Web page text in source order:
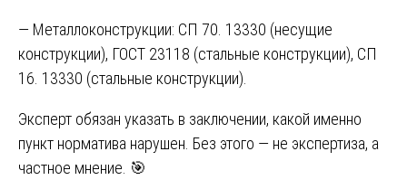
— Металлоконструкции: СП 70. 13330 (несущие
конструкции), ГОСТ 23118 (стальные конструкции), СП
16. 13330 (стальные конструкции).
Эксперт обязан указать в заключении, какой именно
пункт норматива нарушен. Без этого — не экспертиза, а
частное мнение. 🎯